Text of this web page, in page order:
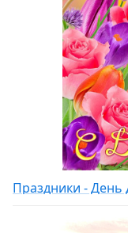
Праздники - День